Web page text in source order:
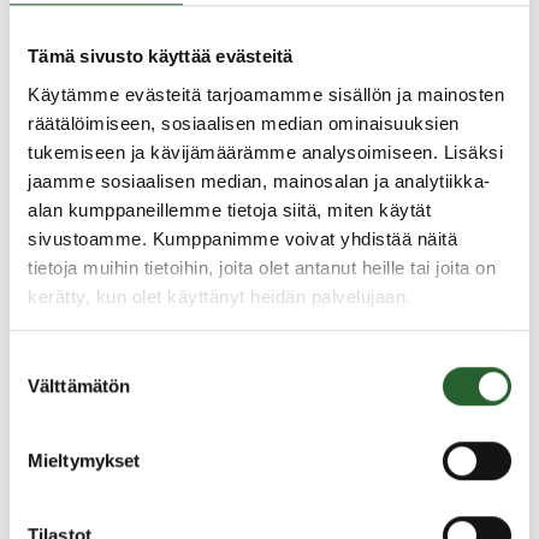
Tämä sivusto käyttää evästeitä
Käytämme evästeitä tarjoamamme sisällön ja mainosten
räätälöimiseen, sosiaalisen median ominaisuuksien
tukemiseen ja kävijämäärämme analysoimiseen. Lisäksi
jaamme sosiaalisen median, mainosalan ja analytiikka-
alan kumppaneillemme tietoja siitä, miten käytät
sivustoamme. Kumppanimme voivat yhdistää näitä
tietoja muihin tietoihin, joita olet antanut heille tai joita on
kerätty, kun olet käyttänyt heidän palvelujaan.
valinta
Välttämätön
Mieltymykset
3.11.2022
Kokeilurahaa haettavana Kainuun
kulttuuritoiminnan kehittämiseen
Kokeilurahaa haettavana Kainuun kulttuuritoiminnan
kehittämiseen Kulttuuri-Kainuu -hanke toteuttaa
kainuulaisille kulttuuritoimijoille ja kunnille suunnatun
kulttuuritoiminnan kehittämisrahan haun. Haku...
Puolangan kunnan verkkokauppa on otettu käyttöön.
elokuva- ja tapahtumalippuja, maksamaan kirjasto-